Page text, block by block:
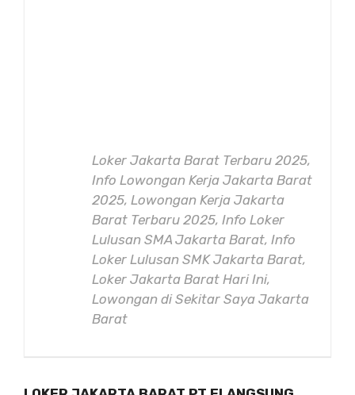
Loker Jakarta Barat Terbaru 2025,
Info Lowongan Kerja Jakarta Barat
2025, Lowongan Kerja Jakarta
Barat Terbaru 2025, Info Loker
Lulusan SMA Jakarta Barat, Info
Loker Lulusan SMK Jakarta Barat,
Loker Jakarta Barat Hari Ini,
Lowongan di Sekitar Saya Jakarta
Barat